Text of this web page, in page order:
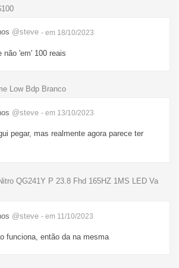
@steve - em 18/10/2023
não 'em' 100 reais
Low Bdp Branco
@steve - em 13/10/2023
pegar, mas realmente agora parece ter
QG241Y P 23.8 Fhd 165HZ 1MS LED Va
@steve - em 11/10/2023
funciona, então da na mesma